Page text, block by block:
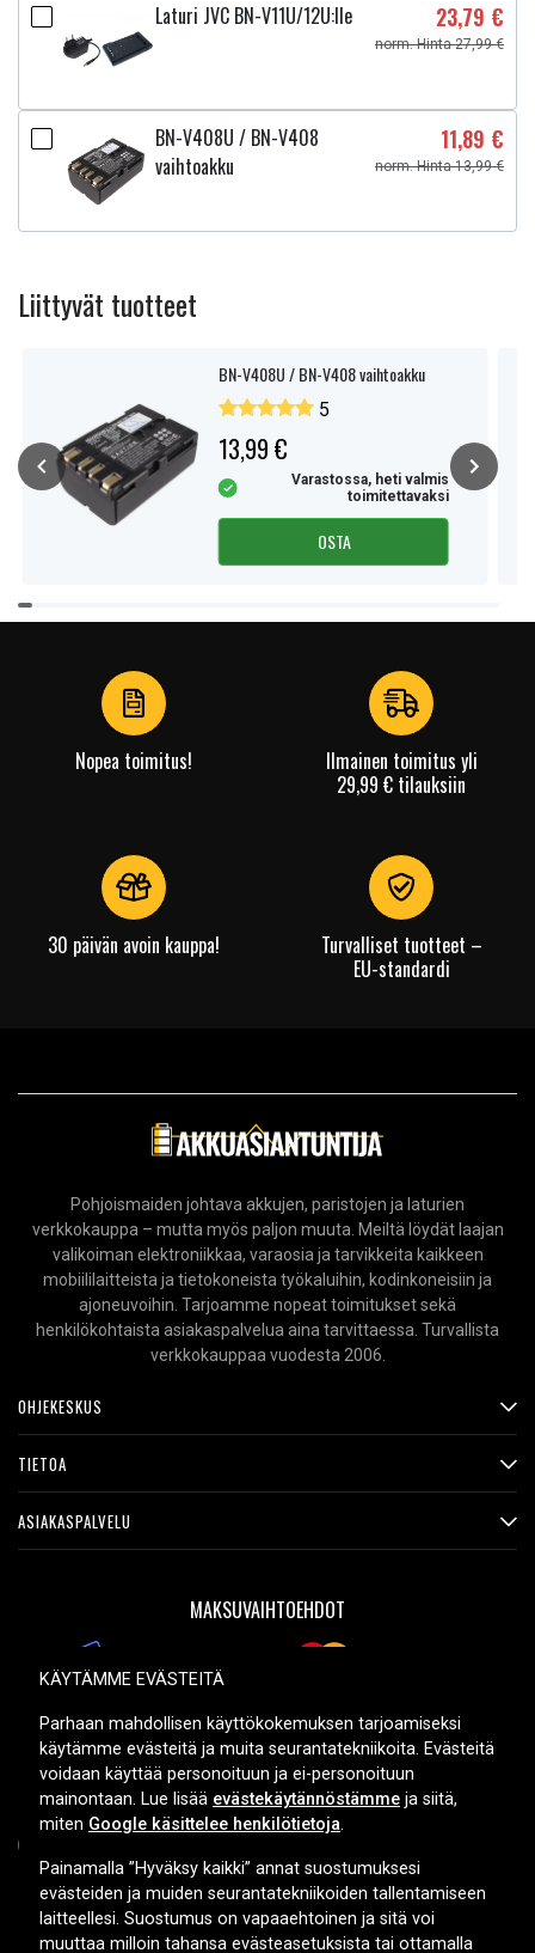
Laturi JVC BN-V11U/12U:lle 23,79 €
norm. Hinta 27,99 €
BN-V408U / BN-V408
vaihtoakku
11,89 €
norm. Hinta 13,99 €
Liittyvät tuotteet
BN-V408U / BN-V408 vaihtoakku
5
13,99 €
Varastossa, heti valmis
toimitettavaksi
OSTA
Item
1
Nopea toimitus!
Ilmainen toimitus yli
29,99 € tilauksiin
30 päivän avoin kauppa!
Turvalliset tuotteet –
EU-standardi
Pohjoismaiden johtava akkujen, paristojen ja laturien
verkkokauppa – mutta myös paljon muuta. Meiltä löydät laajan
valikoiman elektroniikkaa, varaosia ja tarvikkeita kaikkeen
mobiililaitteista ja tietokoneista työkaluihin, kodinkoneisiin ja
ajoneuvoihin. Tarjoamme nopeat toimitukset sekä
henkilökohtaista asiakaspalvelua aina tarvittaessa. Turvallista
verkkokauppaa vuodesta 2006.
OHJEKESKUS
TIETOA
ASIAKASPALVELU
MAKSUVAIHTOEHDOT
TOIMITUSVAIHTOEHDOT
Copyright © 2026, Spares Nordic AB
KÄYTÄMME EVÄSTEITÄ
Parhaan mahdollisen käyttökokemuksen tarjoamiseksi
käytämme evästeitä ja muita seurantatekniikoita. Evästeitä
voidaan käyttää personoituun ja ei-personoituun
mainontaan. Lue lisää evästekäytännöstämme ja siitä,
miten Google käsittelee henkilötietoja.
Painamalla ”Hyväksy kaikki” annat suostumuksesi
evästeiden ja muiden seurantatekniikoiden tallentamiseen
laitteellesi. Suostumus on vapaaehtoinen ja sitä voi
muuttaa milloin tahansa evästeasetuksista tai ottamalla